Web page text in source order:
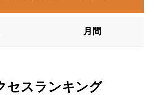
月間
セスランキング